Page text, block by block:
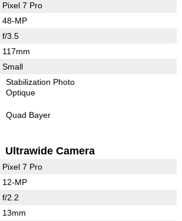
Pixel 7 Pro
48-MP
f/3.5
117mm
Small
Stabilization Photo
Optique
Quad Bayer
Ultrawide Camera
Pixel 7 Pro
12-MP
f/2.2
13mm